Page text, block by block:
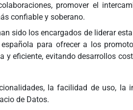
promover el
confiable y soberano.
sido los encargados de liderar
para ofrecer a los
y eficiente, evitando desarrollos
la facilidad de uso, la
de Datos.